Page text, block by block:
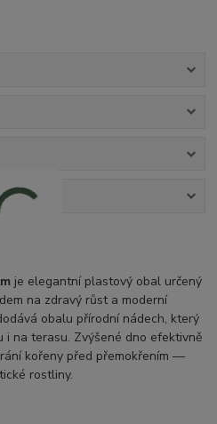
je elegantní plastový obal určený
na zdravý růst a moderní
obalu přírodní nádech, který
na terasu. Zvýšené dno efektivně
kořeny před přemokřením —
rostliny.